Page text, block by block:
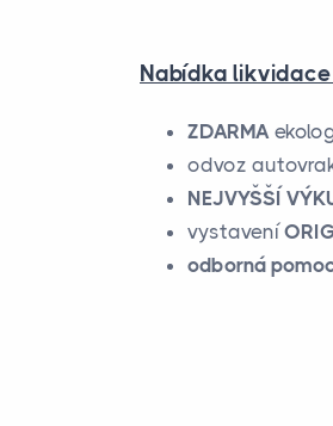
Nabídka likvidace
ZDARMA
odvoz
NEJVYŠŠÍ
vystavení
odborná